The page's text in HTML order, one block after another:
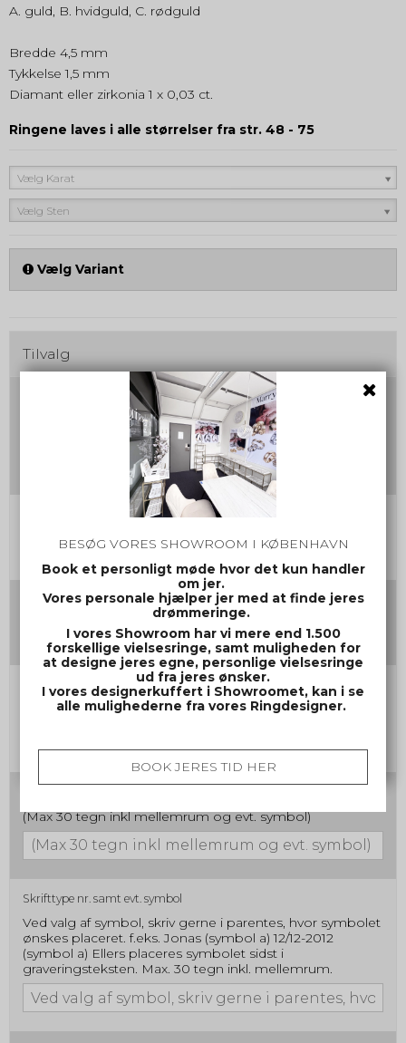
A. guld, B. hvidguld, C. rødguld
Bredde 4,5 mm
Tykkelse 1,5 mm
Diamant eller zirkonia 1 x 0,03 ct.
Ringene laves i alle størrelser fra str. 48 - 75
Vælg Karat
Vælg Sten
Vælg Variant
Tilvalg
Vælg farve og materiale på jeres vielsesringe
Sæt kryds i det ønskede farvevalgs bogstav
(+ 0,00 DKK )
(+0,00 DKK )
(+0,00 DKK )
Herrering Str.
Gravering damering
(Max 30 tegn inkl mellemrum og evt. symbol)
(Max 30 tegn inkl mellemrum og evt. symbol)
Skrifttype nr. samt evt. symbol
Ved valg af symbol, skriv gerne i parentes, hvor symbolet
ønskes placeret. f.eks. Jonas (symbol a) 12/12-2012
(symbol a) Ellers placeres symbolet sidst i
graveringsteksten. Max. 30 tegn inkl. mellemrum.
BESØG VORES SHOWROOM I KØBENHAVN
Book et personligt møde hvor det kun handler
om jer.
Vores personale hjælper jer med at finde jeres
drømmeringe.
I vores Showroom har vi mere end 1.500
forskellige vielsesringe, samt muligheden for
at designe jeres egne, personlige vielsesringe
ud fra jeres ønsker.
I vores designerkuffert i Showroomet, kan i se
alle mulighederne fra vores Ringdesigner.
BOOK JERES TID HER